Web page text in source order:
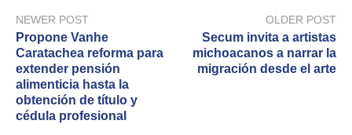
NEWER POST
Propone Vanhe
Caratachea reforma para
extender pensión
alimenticia hasta la
obtención de título y
cédula profesional
OLDER POST
Secum invita a artistas
michoacanos a narrar la
migración desde el arte